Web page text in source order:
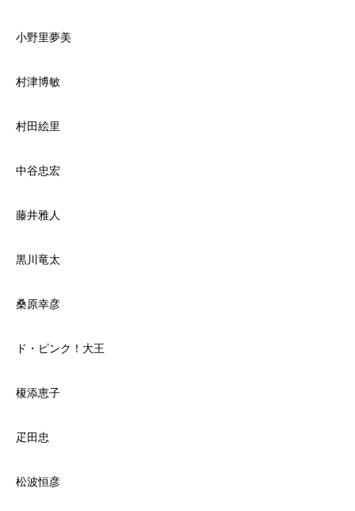
小野里夢美
村津博敏
村田絵里
中谷忠宏
藤井雅人
黒川竜太
桑原幸彦
ド・ピンク！大王
榎添恵子
疋田忠
松波恒彦